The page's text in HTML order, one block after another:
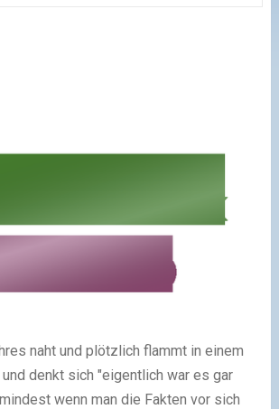
naht und plötzlich flammt in einem
denkt sich "eigentlich war es gar
wenn man die Fakten vor sich